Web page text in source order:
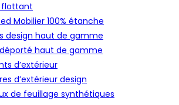
flottant
Mobilier 100% étanche
design haut de gamme
haut de gamme
d’extérieur
d’extérieur design
de feuillage synthétiques